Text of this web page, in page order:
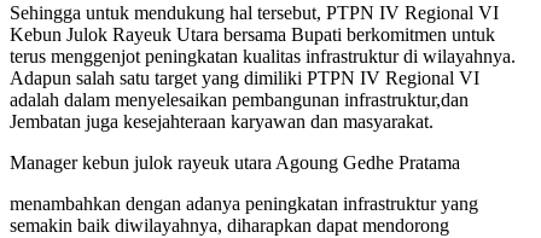
Sehingga untuk mendukung hal tersebut, PTPN IV Regional VI
Kebun Julok Rayeuk Utara bersama Bupati berkomitmen untuk
terus menggenjot peningkatan kualitas infrastruktur di wilayahnya.
Adapun salah satu target yang dimiliki PTPN IV Regional VI
adalah dalam menyelesaikan pembangunan infrastruktur,dan
Jembatan juga kesejahteraan karyawan dan masyarakat.
Manager kebun julok rayeuk utara Agoung Gedhe Pratama
menambahkan dengan adanya peningkatan infrastruktur yang
semakin baik diwilayahnya, diharapkan dapat mendorong